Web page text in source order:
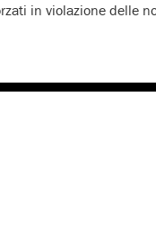
in violazione delle